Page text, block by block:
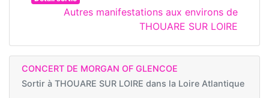
Autres manifestations aux environs de
THOUARE SUR LOIRE
CONCERT DE MORGAN OF GLENCOE
Sortir à THOUARE SUR LOIRE dans la Loire Atlantique